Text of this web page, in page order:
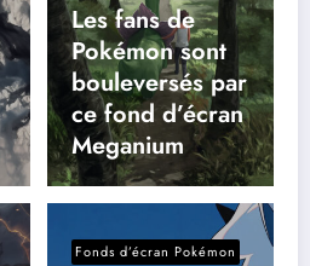
Les fans de
Pokémon sont
bouleversés par
ce fond d’écran
Meganium
Fonds d’écran Pokémon